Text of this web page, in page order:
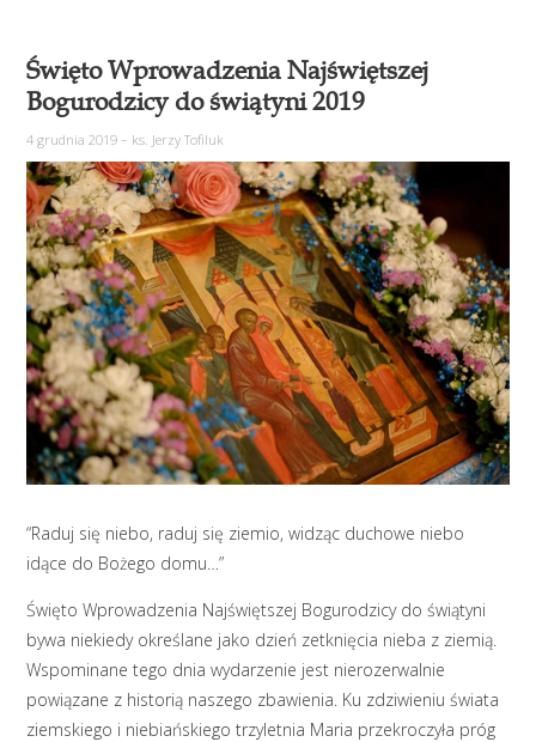
Święto Wprowadzenia Najświętszej
Bogurodzicy do świątyni 2019
4 grudnia 2019– ks. Jerzy Tofiluk
“Raduj się niebo, raduj się ziemio, widząc duchowe niebo
idące do Bożego domu…”
Święto Wprowadzenia Najświętszej Bogurodzicy do świątyni
bywa niekiedy określane jako dzień zetknięcia nieba z ziemią.
Wspominane tego dnia wydarzenie jest nierozerwalnie
powiązane z historią naszego zbawienia. Ku zdziwieniu świata
ziemskiego i niebiańskiego trzyletnia Maria przekroczyła próg